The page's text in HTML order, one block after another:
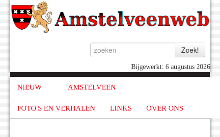
Bijgewerkt: 6 augustus 2026
NIEUW AMSTELVEEN
FOTO'S EN VERHALEN LINKS OVER ONS